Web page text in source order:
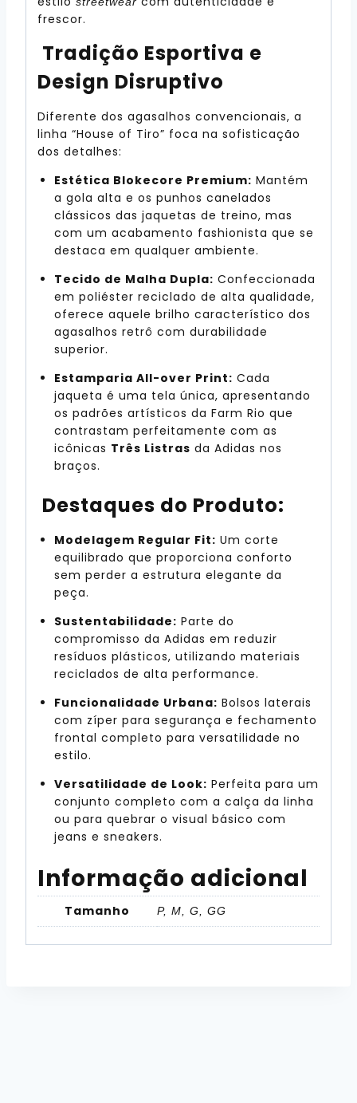
frescor.
Tradição Esportiva e
Design Disruptivo
Diferente dos agasalhos convencionais, a
linha “House of Tiro” foca na sofisticação
dos detalhes:
Estética Blokecore Premium: Mantém
a gola alta e os punhos canelados
clássicos das jaquetas de treino, mas
com um acabamento fashionista que se
destaca em qualquer ambiente.
Tecido de Malha Dupla: Confeccionada
em poliéster reciclado de alta qualidade,
oferece aquele brilho característico dos
agasalhos retrô com durabilidade
superior.
Estamparia All-over Print: Cada
jaqueta é uma tela única, apresentando
os padrões artísticos da Farm Rio que
contrastam perfeitamente com as
icônicas Três Listras da Adidas nos
braços.
Destaques do Produto:
Modelagem Regular Fit: Um corte
equilibrado que proporciona conforto
sem perder a estrutura elegante da
peça.
Sustentabilidade: Parte do
compromisso da Adidas em reduzir
resíduos plásticos, utilizando materiais
reciclados de alta performance.
Funcionalidade Urbana: Bolsos laterais
com zíper para segurança e fechamento
frontal completo para versatilidade no
estilo.
Versatilidade de Look: Perfeita para um
conjunto completo com a calça da linha
ou para quebrar o visual básico com
jeans e sneakers.
Informação adicional
Tamanho P, M, G, GG